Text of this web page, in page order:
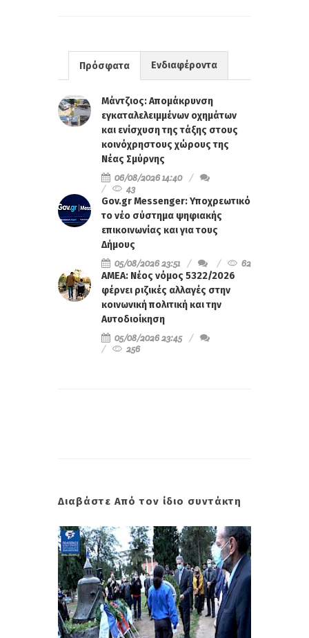
Πρόσφατα Ενδιαφέροντα
Μάντζιος: Απομάκρυνση
εγκαταλελειμμένων οχημάτων
και ενίσχυση της τάξης στους
κοινόχρηστους χώρους της
Νέας Σμύρνης
06/08/2026 14:40
43
Gov.gr Messenger: Υποχρεωτικό
το νέο σύστημα ψηφιακής
επικοινωνίας και για τους
Δήμους
05/08/2026 23:51
62
ΑΜΕΑ: Νέος νόμος 5322/2026
φέρνει ριζικές αλλαγές στην
κοινωνική πολιτική και την
Αυτοδιοίκηση
05/08/2026 23:45
256
Διαβάστε Από τον ίδιο συντάκτη